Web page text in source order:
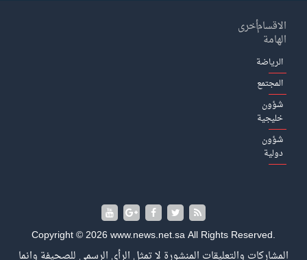
الاقسام
الهامة
الرياضة
المجتمع
شؤون
خليجية
شؤون
دولية
أخرى
Copyright © 2026 www.news.net.sa All Rights Reserved.
المشاركات والتعليقات المنشورة لا تمثل الرأي الرسمي للصحيفة وانما